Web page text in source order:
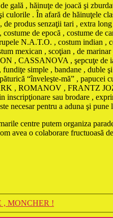
gală , hăinuţe de joacă şi
. În afară de hăinuţele
produs senzaţii tari , extra
de epocă , costume de
N.A.T.O. , costum indian ,
mexican , scoţian , de
, CASSANOVA , şepcuţe de
simple , bandane , duble
“înveleşte-mă” , papucei
, ROMANOV ,
sau brodare ,
necesar pentru a aduna şi
centre putem organiza
avea o colaborare fructuoasă
MONCHER !